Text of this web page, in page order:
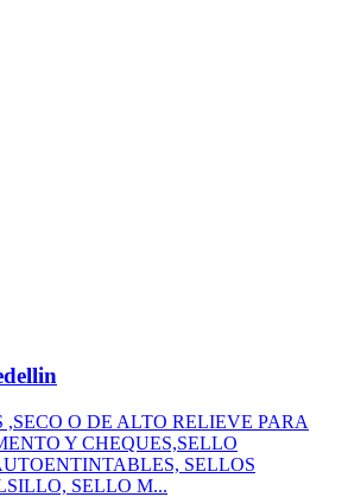
,SECO O DE ALTO RELIEVE PARA
Y CHEQUES,SELLO
SELLOS
SELLO M...